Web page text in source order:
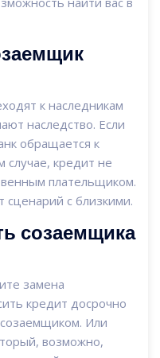
к наследникам
наследство. Если
обращается к
кредит не
плательщиком.
сценарий с близкими.
созаемщика
замена
кредит досрочно
Или
возможно,